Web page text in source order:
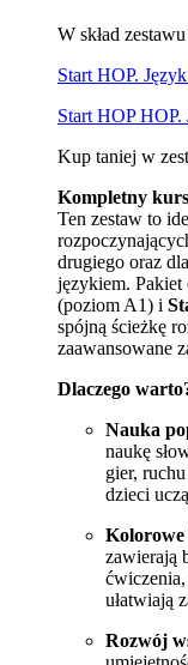
W skład
Start HOP.
Start HOP
Kup taniej w
Kompletny
Ten zestaw to
drugiego oraz
językiem.
(poziom A1) i
spójną ścieżkę
zaawansowane
Dlaczego
Nauka
naukę
gier,
dzieci
zawierają
ułatwiają
Rozwój